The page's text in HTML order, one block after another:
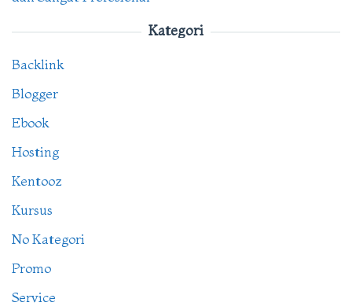
Kategori
Backlink
Blogger
Ebook
Hosting
Kentooz
Kursus
No Kategori
Promo
Service